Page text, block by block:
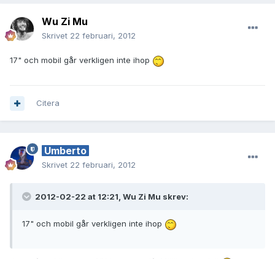
Wu Zi Mu
Skrivet 22 februari, 2012
17" och mobil går verkligen inte ihop
Citera
Umberto
Skrivet 22 februari, 2012
2012-02-22 at 12:21, Wu Zi Mu skrev:
17" och mobil går verkligen inte ihop